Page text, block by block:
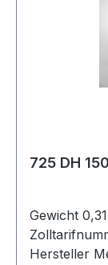
725 DH 150
Gewicht
Hersteller